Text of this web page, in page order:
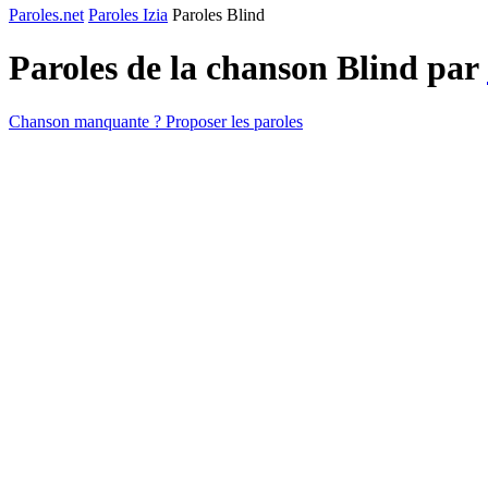
Paroles.net Paroles Izia Paroles Blind
Paroles de la chanson Blind par
Chanson manquante ? Proposer les paroles